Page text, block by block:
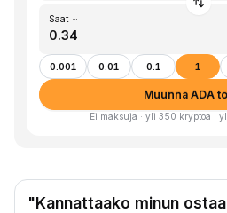
Saat ~
0.001 0.01 0.1 1
Muunna ADA
Ei maksuja · yli 350 kryptoa ·
"Kannattaako minun